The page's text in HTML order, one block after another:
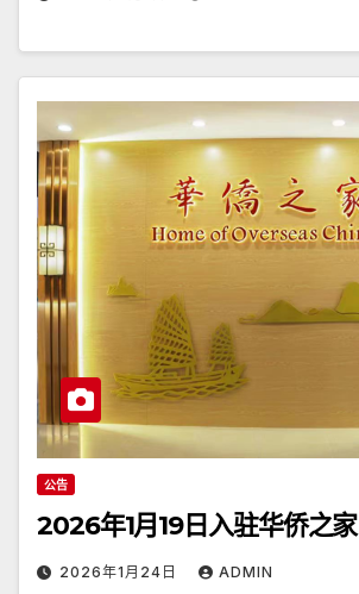
公告
2026年1月19日入驻华侨之家
2026年1月24日 ADMIN